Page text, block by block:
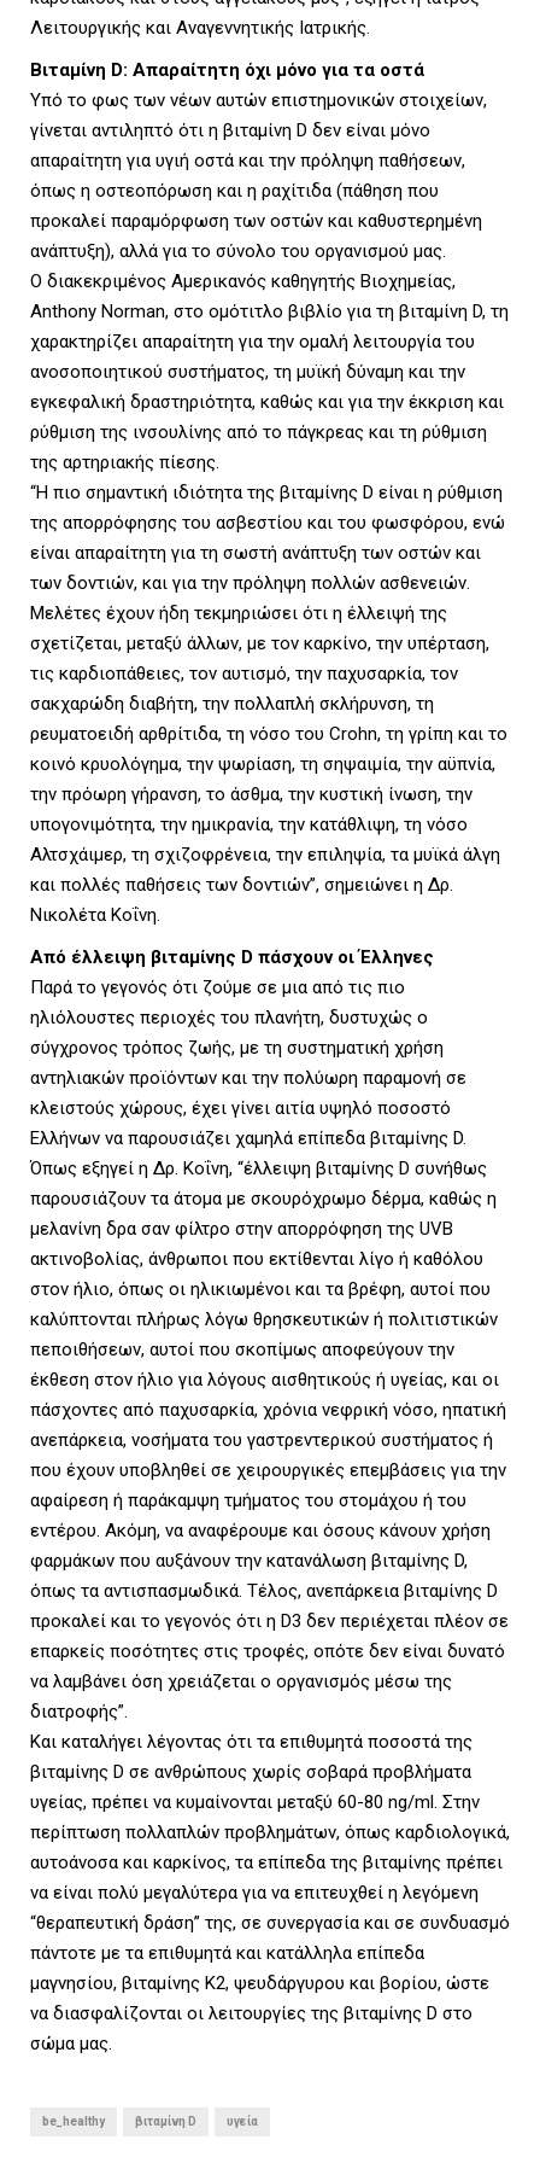
Λειτουργικής και Αναγεννητικής Ιατρικής.
Βιταμίνη D: Απαραίτητη όχι μόνο για τα οστά
Υπό το φως των νέων αυτών επιστημονικών στοιχείων,
γίνεται αντιληπτό ότι η βιταμίνη D δεν είναι μόνο
απαραίτητη για υγιή οστά και την πρόληψη παθήσεων,
όπως η οστεοπόρωση και η ραχίτιδα (πάθηση που
προκαλεί παραμόρφωση των οστών και καθυστερημένη
ανάπτυξη), αλλά για το σύνολο του οργανισμού μας.
Ο διακεκριμένος Αμερικανός καθηγητής Βιοχημείας,
Anthony Norman, στο ομότιτλο βιβλίο για τη βιταμίνη D, τη
χαρακτηρίζει απαραίτητη για την ομαλή λειτουργία του
ανοσοποιητικού συστήματος, τη μυϊκή δύναμη και την
εγκεφαλική δραστηριότητα, καθώς και για την έκκριση και
ρύθμιση της ινσουλίνης από το πάγκρεας και τη ρύθμιση
της αρτηριακής πίεσης.
“Η πιο σημαντική ιδιότητα της βιταμίνης D είναι η ρύθμιση
της απορρόφησης του ασβεστίου και του φωσφόρου, ενώ
είναι απαραίτητη για τη σωστή ανάπτυξη των οστών και
των δοντιών, και για την πρόληψη πολλών ασθενειών.
Μελέτες έχουν ήδη τεκμηριώσει ότι η έλλειψή της
σχετίζεται, μεταξύ άλλων, με τον καρκίνο, την υπέρταση,
τις καρδιοπάθειες, τον αυτισμό, την παχυσαρκία, τον
σακχαρώδη διαβήτη, την πολλαπλή σκλήρυνση, τη
ρευματοειδή αρθρίτιδα, τη νόσο του Crohn, τη γρίπη και το
κοινό κρυολόγημα, την ψωρίαση, τη σηψαιμία, την αϋπνία,
την πρόωρη γήρανση, το άσθμα, την κυστική ίνωση, την
υπογονιμότητα, την ημικρανία, την κατάθλιψη, τη νόσο
Αλτσχάιμερ, τη σχιζοφρένεια, την επιληψία, τα μυϊκά άλγη
και πολλές παθήσεις των δοντιών”, σημειώνει η Δρ.
Νικολέτα Κοΐνη.
Από έλλειψη βιταμίνης D πάσχουν οι Έλληνες
Παρά το γεγονός ότι ζούμε σε μια από τις πιο
ηλιόλουστες περιοχές του πλανήτη, δυστυχώς ο
σύγχρονος τρόπος ζωής, με τη συστηματική χρήση
αντηλιακών προϊόντων και την πολύωρη παραμονή σε
κλειστούς χώρους, έχει γίνει αιτία υψηλό ποσοστό
Ελλήνων να παρουσιάζει χαμηλά επίπεδα βιταμίνης D.
Όπως εξηγεί η Δρ. Κοΐνη, “έλλειψη βιταμίνης D συνήθως
παρουσιάζουν τα άτομα με σκουρόχρωμο δέρμα, καθώς η
μελανίνη δρα σαν φίλτρο στην απορρόφηση της UVB
ακτινοβολίας, άνθρωποι που εκτίθενται λίγο ή καθόλου
στον ήλιο, όπως οι ηλικιωμένοι και τα βρέφη, αυτοί που
καλύπτονται πλήρως λόγω θρησκευτικών ή πολιτιστικών
πεποιθήσεων, αυτοί που σκοπίμως αποφεύγουν την
έκθεση στον ήλιο για λόγους αισθητικούς ή υγείας, και οι
πάσχοντες από παχυσαρκία, χρόνια νεφρική νόσο, ηπατική
ανεπάρκεια, νοσήματα του γαστρεντερικού συστήματος ή
που έχουν υποβληθεί σε χειρουργικές επεμβάσεις για την
αφαίρεση ή παράκαμψη τμήματος του στομάχου ή του
εντέρου. Ακόμη, να αναφέρουμε και όσους κάνουν χρήση
φαρμάκων που αυξάνουν την κατανάλωση βιταμίνης D,
όπως τα αντισπασμωδικά. Τέλος, ανεπάρκεια βιταμίνης D
προκαλεί και το γεγονός ότι η D3 δεν περιέχεται πλέον σε
επαρκείς ποσότητες στις τροφές, οπότε δεν είναι δυνατό
να λαμβάνει όση χρειάζεται ο οργανισμός μέσω της
διατροφής”.
Και καταλήγει λέγοντας ότι τα επιθυμητά ποσοστά της
βιταμίνης D σε ανθρώπους χωρίς σοβαρά προβλήματα
υγείας, πρέπει να κυμαίνονται μεταξύ 60-80 ng/ml. Στην
περίπτωση πολλαπλών προβλημάτων, όπως καρδιολογικά,
αυτοάνοσα και καρκίνος, τα επίπεδα της βιταμίνης πρέπει
να είναι πολύ μεγαλύτερα για να επιτευχθεί η λεγόμενη
“θεραπευτική δράση” της, σε συνεργασία και σε συνδυασμό
πάντοτε με τα επιθυμητά και κατάλληλα επίπεδα
μαγνησίου, βιταμίνης Κ2, ψευδάργυρου και βορίου, ώστε
να διασφαλίζονται οι λειτουργίες της βιταμίνης D στο
σώμα μας.
be_healthy βιταμίνη D υγεία